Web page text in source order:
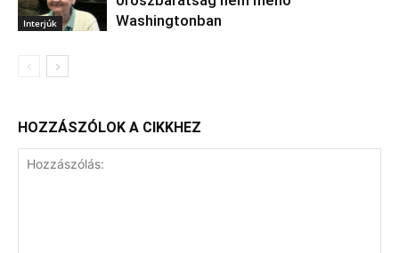
Interjúk
Washingtonban
HOZZÁSZÓLOK A CIKKHEZ